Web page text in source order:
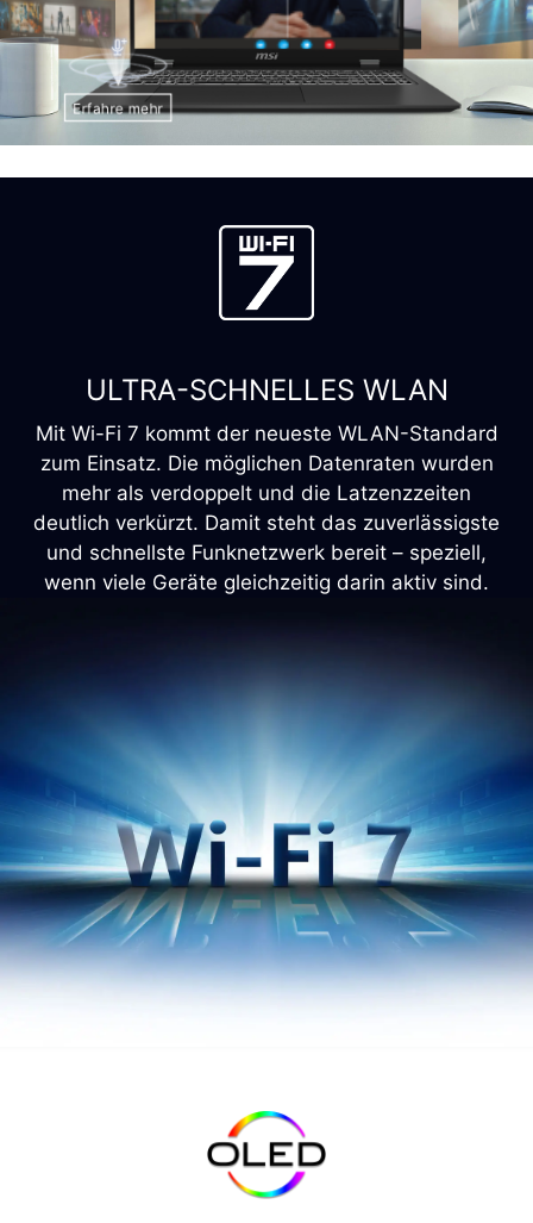
Erfahre mehr
ULTRA-SCHNELLES WLAN
Mit Wi-Fi 7 kommt der neueste WLAN-Standard
zum Einsatz. Die möglichen Datenraten wurden
mehr als verdoppelt und die Latzenzzeiten
deutlich verkürzt. Damit steht das zuverlässigste
und schnellste Funknetzwerk bereit – speziell,
wenn viele Geräte gleichzeitig darin aktiv sind.